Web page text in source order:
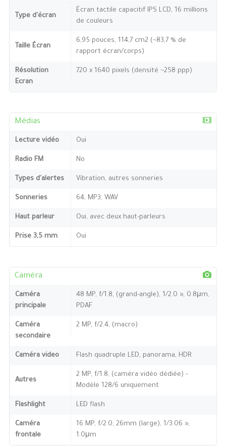
Type d'écran
Écran tactile capacitif IPS LCD, 16 millions
de couleurs
Taille Écran
6,95 pouces, 114,7 cm2 (~83,7 % de
rapport écran/corps)
Résolution
Ecran
720 x 1640 pixels (densité ~258 ppp)
Médias
Lecture vidéo Oui
Radio FM No
Types d'alertes Vibration, autres sonneries
Sonneries 64, MP3, WAV
Haut parleur Oui, avec deux haut-parleurs
Prise 3,5 mm Oui
Caméra
Caméra
principale
48 MP, f/1.8, (grand-angle), 1/2.0 », 0.8μm,
PDAF
Caméra
secondaire
2 MP, f/2.4, (macro)
Caméra video Flash quadruple LED, panorama, HDR
Autres
2 MP, f/1.8, (caméra vidéo dédiée) -
Modèle 128/6 uniquement
Flashlight LED flash
Caméra
frontale
16 MP, f/2.0, 26mm (large), 1/3.06 »,
1.0μm